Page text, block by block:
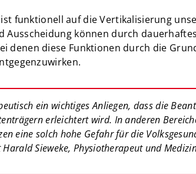
funktionell auf die Vertikalisierung
Ausscheidung können durch
denen diese Funktionen durch die
ein wichtiges Anliegen, dass die
erleichtert wird. In anderen
eine solch hohe Gefahr für die
Sieweke, Physiotherapeut und